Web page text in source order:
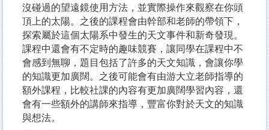
沒碰過的望遠鏡使用方法，並實際操作來觀察在你頭
頂上的太陽。之後的課程會由幹部和老師的帶領下，
探索屬於這個太陽系中發生的天文事件和新奇發現。
課程中還會有不定時的趣味競賽，讓同學在課程中不
會感到無聊，題目包括了許多的天文知識，會讓你學
的知識更加廣闊。之後可能會有由游大立老師指導的
額外課程，比較社課的內容有更加廣闊學習內容，還
會有一些額外的講師來指導，豐富你對於天文的知識
與想法。